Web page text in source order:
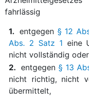
fahrlässig
1. entgegen § 12
Abs. 2 Satz 1 eine
nicht vollständig
2. entgegen§ 13
nicht richtig, nicht
übermittelt,